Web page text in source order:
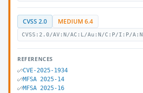
CVSS 2.0 MEDIUM 6.4
CVSS:2.0/AV:N/AC:L/Au:N/C:P/I:P/A:N
REFERENCES
CVE-2025-1934
MFSA 2025-14
MFSA 2025-16